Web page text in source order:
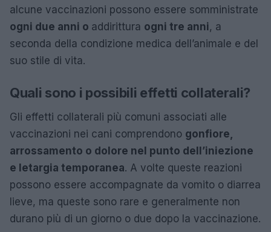
alcune vaccinazioni possono essere somministrate
ogni due anni o addirittura ogni tre anni, a
seconda della condizione medica dell’animale e del
suo stile di vita.
Quali sono i possibili effetti collaterali?
Gli effetti collaterali più comuni associati alle
vaccinazioni nei cani comprendono gonfiore,
arrossamento o dolore nel punto dell’iniezione
e letargia temporanea. A volte queste reazioni
possono essere accompagnate da vomito o diarrea
lieve, ma queste sono rare e generalmente non
durano più di un giorno o due dopo la vaccinazione.